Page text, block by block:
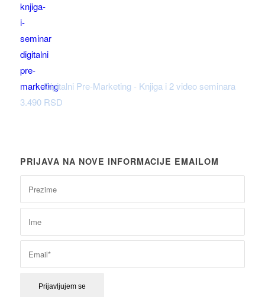
Digitalni Pre-Marketing - Knjiga i 2 video seminara
3.490 RSD
PRIJAVA NA NOVE INFORMACIJE EMAILOM